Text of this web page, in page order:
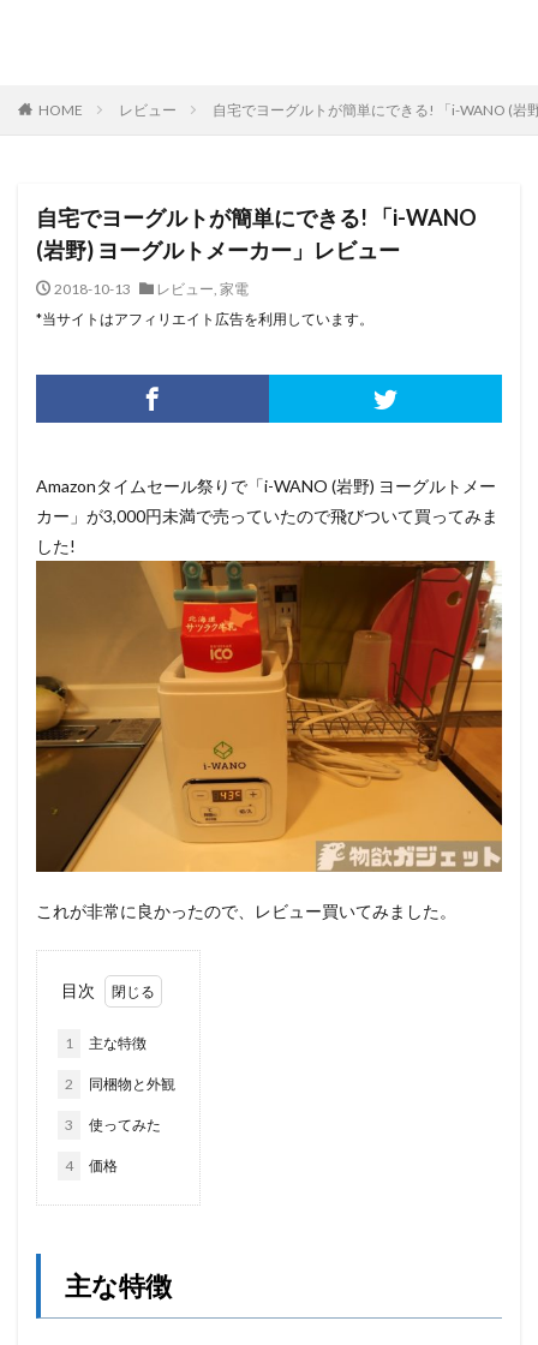
HOME レビュー 自宅でヨーグルトが簡単にできる! 「i-WANO (岩
自宅でヨーグルトが簡単にできる! 「i-WANO
(岩野) ヨーグルトメーカー」レビュー
2018-10-13 レビュー, 家電
*当サイトはアフィリエイト広告を利用しています。
Amazonタイムセール祭りで「i-WANO (岩野) ヨーグルトメー
カー」が3,000円未満で売っていたので飛びついて買ってみま
した!
これが非常に良かったので、レビュー買いてみました。
目次
1 主な特徴
2 同梱物と外観
3 使ってみた
4 価格
主な特徴